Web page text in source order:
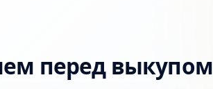
перед выкупом